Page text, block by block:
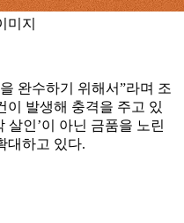
미지
완수하기 위해서”라며 조
이 발생해 충격을 주고 있
살인’이 아닌 금품을 노린
대하고 있다.